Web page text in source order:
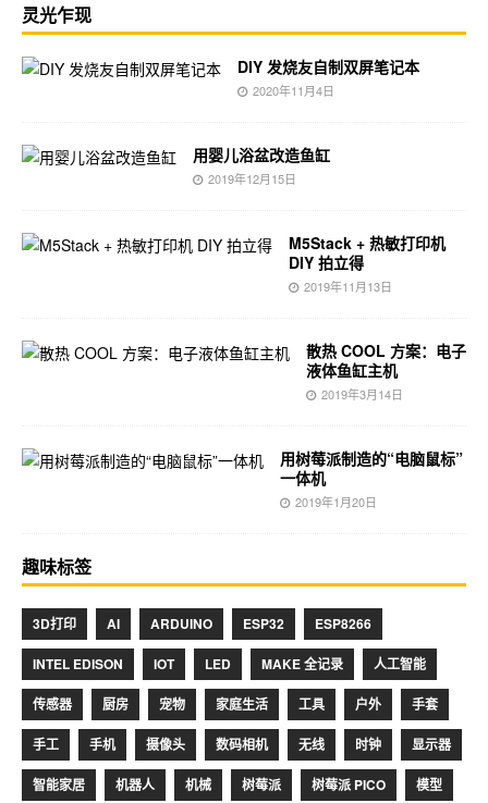
灵光乍现
DIY 发烧友自制双屏笔记本
2020年11月4日
用婴儿浴盆改造鱼缸
2019年12月15日
M5Stack + 热敏打印机
DIY 拍立得
2019年11月13日
散热 COOL 方案：电子
液体鱼缸主机
2019年3月14日
用树莓派制造的“电脑鼠标”
一体机
2019年1月20日
趣味标签
3D打印 AI ARDUINO ESP32 ESP8266
INTEL EDISON IOT LED MAKE 全记录 人工智能
传感器 厨房 宠物 家庭生活 工具 户外 手套
手工 手机 摄像头 数码相机 无线 时钟 显示器
智能家居 机器人 机械 树莓派 树莓派 PICO 模型